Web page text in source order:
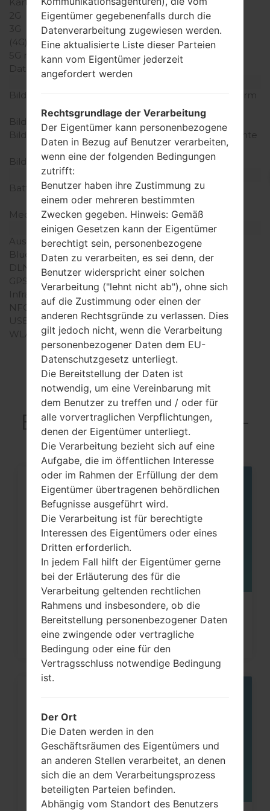
2G
GSM 900/1800MHz
3G
-
(4G) LTE
-
5G network
-
Daten
GPRS/EDGE
Anzeige
Bildschirmgröße
1.43 Zoll (~13.5% Bildschirm
zu Körper Verhältnis)
Bildschirmtyp
Bildschirmerweiterung
128 x 128 Pixel (~127 Dichte
der Pixel pro Zoll)
Bildschirmfarben
65K Farben
Batteriekapazität
Abnehmbar Li-Ion 800
mAh
Mechanische Tastatur
Ja
Interfaces
Ausgabe für Audio
-
Bluetooth
-
DLNA
-
GPS
Infrarotanschluss
-
NFC
-
USB
microUSB 2.0
WLAN
-
Articles LGGT-
E1055T(Samsung GT-
E1055T)
Wie kann man die
Werkseinstellungen durch Code au
Samsung...
Eigentümer gegebenenfalls durch die
Datenverarbeitung zugewiesen werden.
Eine aktualisierte Liste dieser Parteien
kann vom Eigentümer jederzeit
angefordert werden
Rechtsgrundlage der Verarbeitung
Der Eigentümer kann personenbezogene
Daten in Bezug auf Benutzer verarbeiten,
wenn eine der folgenden Bedingungen
zutrifft:
Benutzer haben ihre Zustimmung zu
einem oder mehreren bestimmten
Zwecken gegeben. Hinweis: Gemäß
einigen Gesetzen kann der Eigentümer
berechtigt sein, personenbezogene
Daten zu verarbeiten, es sei denn, der
Benutzer widerspricht einer solchen
Verarbeitung ("lehnt nicht ab"), ohne sich
auf die Zustimmung oder einen der
anderen Rechtsgründe zu verlassen. Dies
gilt jedoch nicht, wenn die Verarbeitung
personenbezogener Daten dem EU-
Datenschutzgesetz unterliegt.
Die Bereitstellung der Daten ist
notwendig, um eine Vereinbarung mit
dem Benutzer zu treffen und / oder für
alle vorvertraglichen Verpflichtungen,
denen der Eigentümer unterliegt.
Die Verarbeitung bezieht sich auf eine
Aufgabe, die im öffentlichen Interesse
oder im Rahmen der Erfüllung der dem
Eigentümer übertragenen behördlichen
Befugnisse ausgeführt wird.
Die Verarbeitung ist für berechtigte
Interessen des Eigentümers oder eines
Dritten erforderlich.
In jedem Fall hilft der Eigentümer gerne
bei der Erläuterung des für die
Verarbeitung geltenden rechtlichen
Rahmens und insbesondere, ob die
Bereitstellung personenbezogener Daten
eine zwingende oder vertragliche
Bedingung oder eine für den
Vertragsschluss notwendige Bedingung
ist.
Der Ort
Die Daten werden in den
Geschäftsräumen des Eigentümers und
an anderen Stellen verarbeitet, an denen
sich die an dem Verarbeitungsprozess
beteiligten Parteien befinden.
Abhängig vom Standort des Benutzers